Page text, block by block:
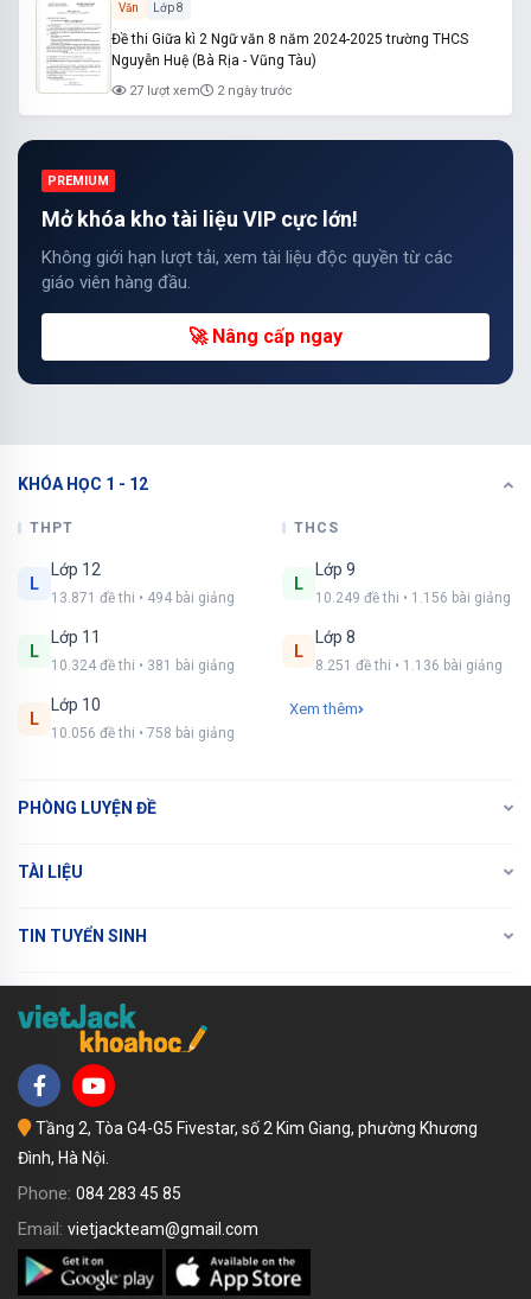
Văn Lớp 8
Đề thi Giữa kì 2 Ngữ văn 8 năm 2024-2025 trường THCS
Nguyễn Huệ (Bà Rịa - Vũng Tàu)
27 lượt xem 2 ngày trước
PREMIUM
Mở khóa kho tài liệu VIP cực lớn!
Không giới hạn lượt tải, xem tài liệu độc quyền từ các
giáo viên hàng đầu.
🚀 Nâng cấp ngay
KHÓA HỌC 1 - 12
THPT
L
Lớp 12
13.871 đề thi • 494 bài giảng
L
Lớp 11
10.324 đề thi • 381 bài giảng
L
Lớp 10
10.056 đề thi • 758 bài giảng
THCS
L
Lớp 9
10.249 đề thi • 1.156 bài giảng
L
Lớp 8
8.251 đề thi • 1.136 bài giảng
Xem thêm
PHÒNG LUYỆN ĐỀ
TÀI LIỆU
TIN TUYỂN SINH
Tầng 2, Tòa G4-G5 Fivestar, số 2 Kim Giang, phường Khương
Đình, Hà Nội.
Phone: 084 283 45 85
Email: vietjackteam@gmail.com